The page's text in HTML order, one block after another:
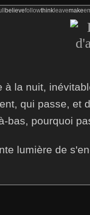
believefollowthinkleavemake
à la nuit,
qui passe, et
bas, pourquoi
lumière de